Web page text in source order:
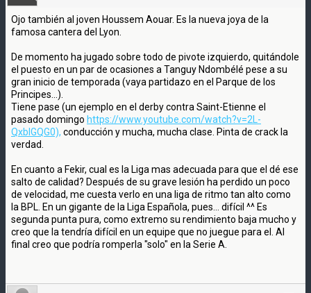
Ojo también al joven Houssem Aouar. Es la nueva joya de la
famosa cantera del Lyon.
De momento ha jugado sobre todo de pivote izquierdo, quitándole
el puesto en un par de ocasiones a Tanguy Ndombélé pese a su
gran inicio de temporada (vaya partidazo en el Parque de los
Principes...).
Tiene pase (un ejemplo en el derby contra Saint-Etienne el
pasado domingo https://www.youtube.com/watch?v=2L-
QxblGQG0), conducción y mucha, mucha clase. Pinta de crack la
verdad.
En cuanto a Fekir, cual es la Liga mas adecuada para que el dé ese
salto de calidad? Después de su grave lesión ha perdido un poco
de velocidad, me cuesta verlo en una liga de ritmo tan alto como
la BPL. En un gigante de la Liga Española, pues... difícil ^^ Es
segunda punta pura, como extremo su rendimiento baja mucho y
creo que la tendría difícil en un equipe que no juegue para el. Al
final creo que podría romperla "solo" en la Serie A.